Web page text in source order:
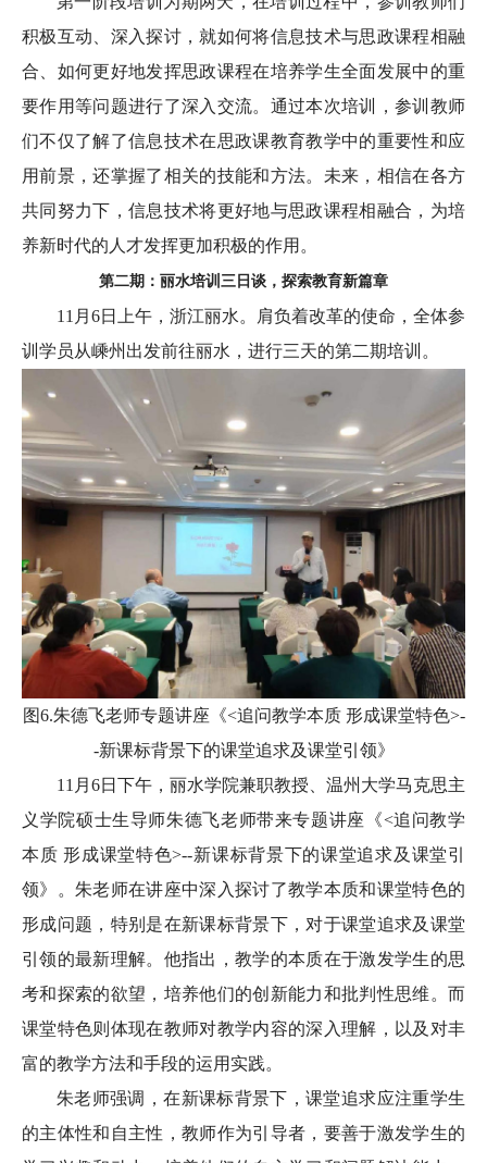
积极互动、深入探讨，就如何将信息技术与思政课程相融
合、如何更好地发挥思政课程在培养学生全面发展中的重
要作用等问题进行了深入交流。通过本次培训，参训教师
们不仅了解了信息技术在思政课教育教学中的重要性和应
用前景，还掌握了相关的技能和方法。未来，相信在各方
共同努力下，信息技术将更好地与思政课程相融合，为培
养新时代的人才发挥更加积极的作用。
第二期：丽水培训三日谈，探索教育新篇章
11月6日上午，浙江丽水。肩负着改革的使命，全体参
训学员从嵊州出发前往丽水，进行三天的第二期培训。
图6.朱德飞老师专题讲座《<追问教学本质 形成课堂特色>-
-新课标背景下的课堂追求及课堂引领》
11月6日下午，丽水学院兼职教授、温州大学马克思主
义学院硕士生导师朱德飞老师带来专题讲座《<追问教学
本质 形成课堂特色>--新课标背景下的课堂追求及课堂引
领》。朱老师在讲座中深入探讨了教学本质和课堂特色的
形成问题，特别是在新课标背景下，对于课堂追求及课堂
引领的最新理解。他指出，教学的本质在于激发学生的思
考和探索的欲望，培养他们的创新能力和批判性思维。而
课堂特色则体现在教师对教学内容的深入理解，以及对丰
富的教学方法和手段的运用实践。
朱老师强调，在新课标背景下，课堂追求应注重学生
的主体性和自主性，教师作为引导者，要善于激发学生的